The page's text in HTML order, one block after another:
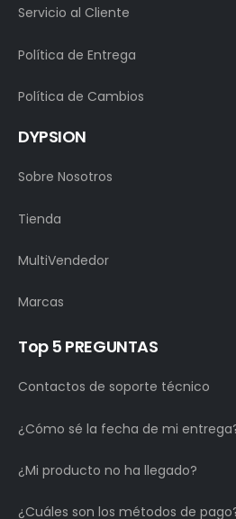
Servicio al Cliente
Política de Entrega
Política de Cambios
DYPSION
Sobre Nosotros
Tienda
MultiVendedor
Marcas
Top 5 PREGUNTAS
Contactos de soporte técnico
¿Cómo sé la fecha de mi
¿Mi producto no ha llegado?
¿Cuáles son los métodos de